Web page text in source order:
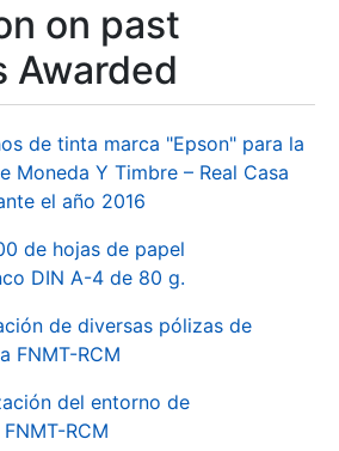
on past
Awarded
de tinta marca "Epson" para la
Moneda Y Timbre – Real Casa
el año 2016
de hojas de papel
DIN A-4 de 80 g.
de diversas pólizas de
FNMT-RCM
del entorno de
RCM